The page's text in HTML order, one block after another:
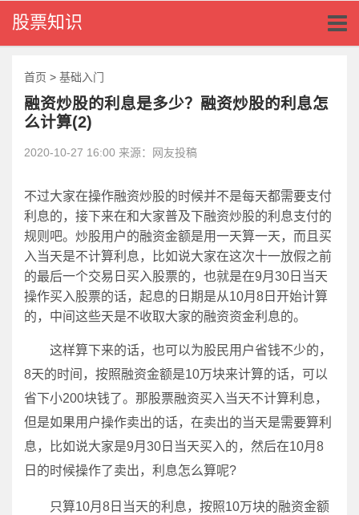
股票知识
首页 > 基础入门
融资炒股的利息是多少？融资炒股的利息怎
么计算(2)
2020-10-27 16:00 来源：网友投稿
不过大家在操作融资炒股的时候并不是每天都需要支付
利息的，接下来在和大家普及下融资炒股的利息支付的
规则吧。炒股用户的融资金额是用一天算一天，而且买
入当天是不计算利息，比如说大家在这次十一放假之前
的最后一个交易日买入股票的，也就是在9月30日当天
操作买入股票的话，起息的日期是从10月8日开始计算
的，中间这些天是不收取大家的融资资金利息的。
这样算下来的话，也可以为股民用户省钱不少的，
8天的时间，按照融资金额是10万块来计算的话，可以
省下小200块钱了。那股票融资买入当天不计算利息，
但是如果用户操作卖出的话，在卖出的当天是需要算利
息，比如说大家是9月30日当天买入的，然后在10月8
日的时候操作了卖出，利息怎么算呢?
只算10月8日当天的利息，按照10万块的融资金额